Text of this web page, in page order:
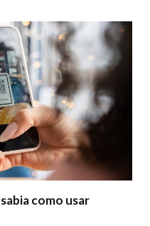
como usar